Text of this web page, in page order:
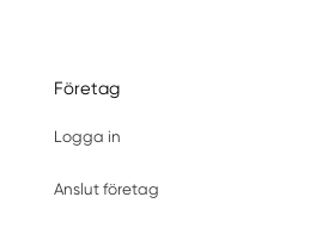
Företag
Logga in
Anslut företag